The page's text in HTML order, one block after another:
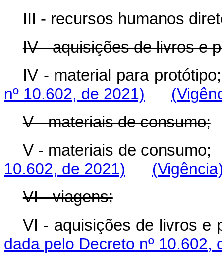
III - recursos humanos
IV - aquisições de livros e
IV - material para protótipo;
nº 10.602, de 2021)
V - materiais de consumo;
V - materiais de consumo;
10.602, de 2021)
VI - viagens;
VI - aquisições de livros e
dada pelo Decreto nº 10.602,